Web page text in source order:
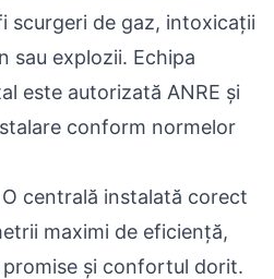
scurgeri de gaz, intoxicații
sau explozii. Echipa
este autorizată ANRE și
conform normelor
O centrală instalată corect
maximi de eficiență,
și confortul dorit.